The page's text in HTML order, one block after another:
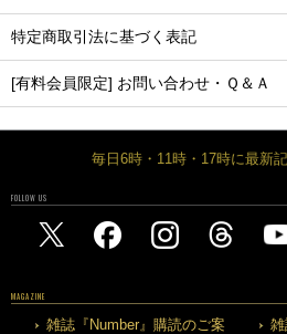
特定商取引法に基づく表記
[有料会員限定] お問い合わせ・Ｑ＆Ａ
毎日6時・11時・17時に最新
FOLLOW US
MAGAZINE
雑誌『Number』購読のご案